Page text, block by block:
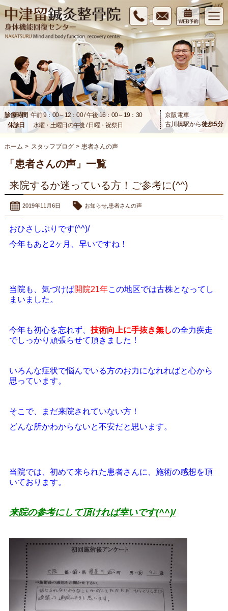
診療時間 午前 9：00～12：00 / 午後 16：00～19：30
休診日
水曜・土曜日の午後 / 日曜・祝祭日
京阪電車
古川橋駅から徒歩5分
ホーム > スタッフブログ > 患者さんの声
「患者さんの声」一覧
来院するか迷っている方！ご参考に(^^)
2019年11月6日 お知らせ 患者さんの声
おひさしぶりです(^^)/
今年もあと2ヶ月、早いですね！
当院も、気づけば開院21年この地区では古株となってし
まいました。
今年も初心を忘れず、技術向上に手抜き無しの全力疾走
でしっかり頑張らせて頂きました！
いろんな症状で悩んでいる方のお力になれればと心から
思っています。
そこで、まだ来院されていない方！
どんな所かわからないと不安だと思います。
当院では、初めて来られた患者さんに、施術の感想を頂
いております。
来院の参考にして頂ければ幸いです(^^)/